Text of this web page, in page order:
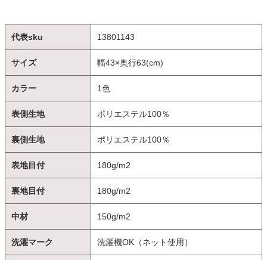
代表sku 13801143
サイズ 幅43×奥行63(cm)
カラー 1色
表側生地 ポリエステル100％
裏側生地 ポリエステル100％
表地目付 180g/m2
裏地目付 180g/m2
中材 150g/m2
洗濯マーク 洗濯機OK（ネット使用）